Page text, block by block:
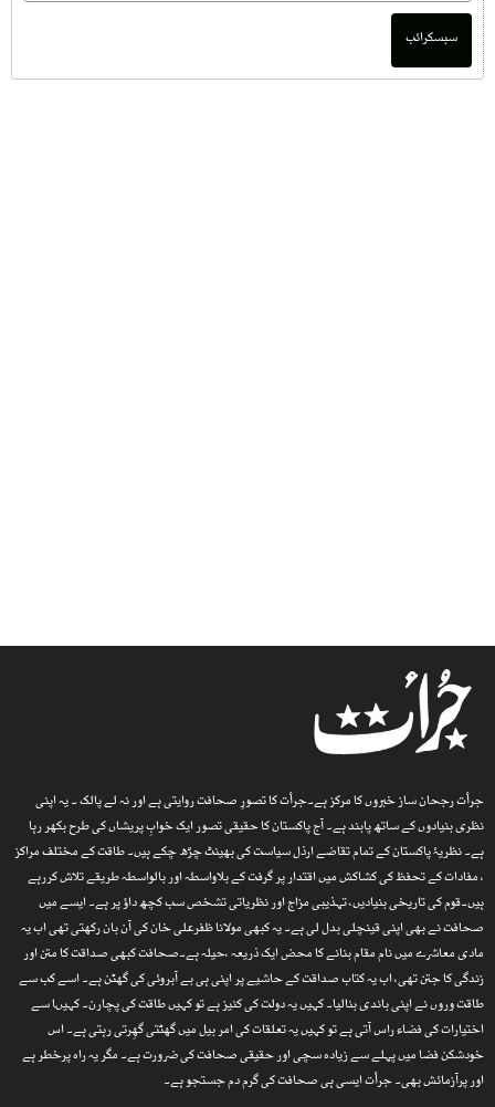
سبسکرائب
جرأت رجحان ساز خبروں کا مرکز ہے۔جرأت کا تصورِ صحافت روایتی ہے اور نہ لے پالک ۔ یہ اپنی
نظری بنیادوں کے ساتھ پابند ہے۔ آج پاکستان کا حقیقی تصور ایک خوابِ پریشاں کی طرح بکھر رہا
ہے۔ نظریۂ پاکستان کے تمام تقاضے ارذل سیاست کی بھینٹ چڑھ چکے ہیں۔ طاقت کے مختلف مراکز
، مفادات کے تحفظ کی کشاکش میں اقتدار پر گرفت کے بلاواسطہ اور بالواسطہ طریقے تلاش کررہے
ہیں۔قوم کی تاریخی بنیادیں، تہذیبی مزاج اور نظریاتی تشخص سب کچھ داؤ پر ہے۔ ایسے میں
صحافت نے بھی اپنی قینچلی بدل لی ہے۔ یہ کبھی مولانا ظفرعلی خان کی آن بان رکھتی تھی اب یہ
مادی معاشرے میں نام مقام بنانے کا محض ایک ذریعہ ،حیلہ ہے۔صحافت کبھی صداقت کا متن اور
زندگی کا جتن تھی، اب یہ کتاب صداقت کے حاشیے پر اپنی ہی بے آبروئی کی گھٹن ہے۔ اسے کب سے
طاقت وروں نے اپنی باندی بنالیا۔ کہیں یہ دولت کی کنیز ہے تو کہیں طاقت کی پچارن۔ کہیںا سے
اختیارات کی فضاء راس آتی ہے تو کہیں یہ تعلقات کی امر بیل میں گھٹتی گھِرتی رہتی ہے۔ اس
خودشکن فضا میں پہلے سے زیادہ سچی اور حقیقی صحافت کی ضرورت ہے۔ مگر یہ راہ پرخطر ہے
اور پرآزمائش بھی۔ جرأت ایسی ہی صحافت کی گرم دم جستجو ہے۔